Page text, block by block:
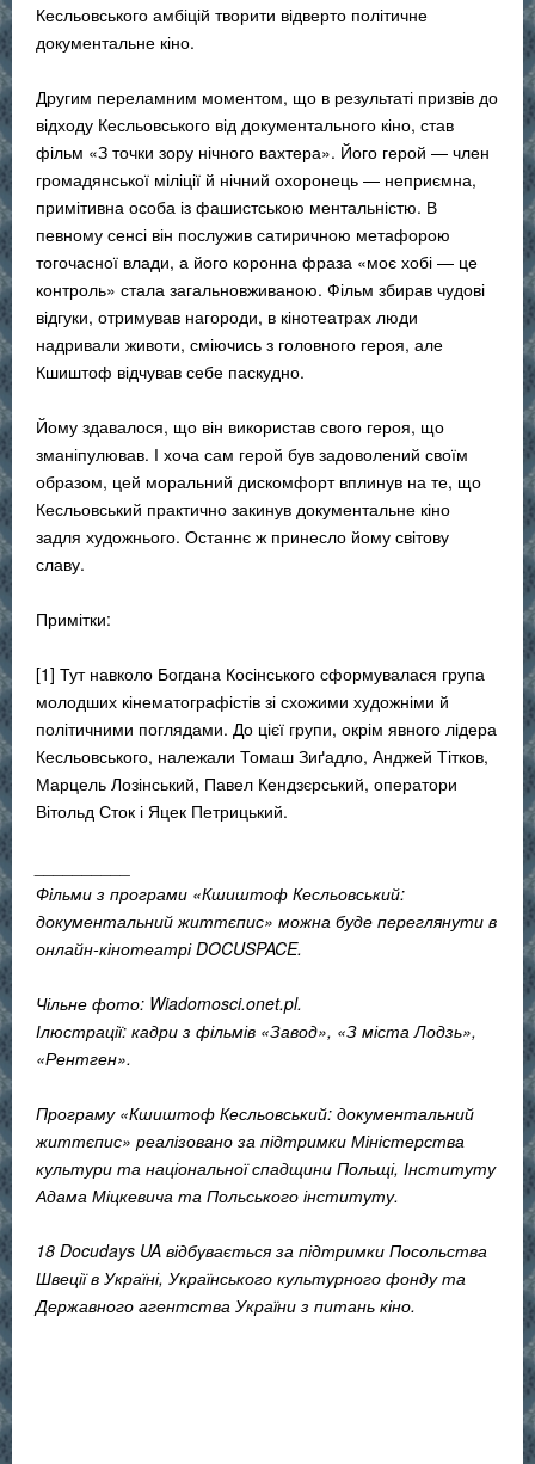
Кесльовського амбіцій творити відверто політичне
документальне кіно.
Другим переламним моментом, що в результаті призвів до
відходу Кесльовського від документального кіно, став
фільм «З точки зору нічного вахтера». Його герой — член
громадянської міліції й нічний охоронець — неприємна,
примітивна особа із фашистською ментальністю. В
певному сенсі він послужив сатиричною метафорою
тогочасної влади, а його коронна фраза «моє хобі — це
контроль» стала загальновживаною. Фільм збирав чудові
відгуки, отримував нагороди, в кінотеатрах люди
надривали животи, сміючись з головного героя, але
Кшиштоф відчував себе паскудно.
Йому здавалося, що він використав свого героя, що
зманіпулював. І хоча сам герой був задоволений своїм
образом, цей моральний дискомфорт вплинув на те, що
Кесльовський практично закинув документальне кіно
задля художнього. Останнє ж принесло йому світову
славу.
Примітки:
[1] Тут навколо Богдана Косінського сформувалася група
молодших кінематографістів зі схожими художніми й
політичними поглядами. До цієї групи, окрім явного лідера
Кесльовського, належали Томаш Зиґадло, Анджей Тітков,
Марцель Лозінський, Павел Кендзєрський, оператори
Вітольд Сток і Яцек Петрицький.
Фільми з програми «Кшиштоф Кесльовський:
документальний життєпис» можна буде переглянути в
онлайн-кінотеатрі DOCUSPACE.
Чільне фото: Wiadomosci.onet.pl.
Ілюстрації: кадри з фільмів «Завод», «З міста Лодзь»,
«Рентген».
Програму «Кшиштоф Кесльовський: документальний
життєпис» реалізовано за підтримки Міністерства
культури та національної спадщини Польщі, Інституту
Адама Міцкевича та Польського інституту.
18 Docudays UA відбувається за підтримки Посольства
Швеції в Україні, Українського культурного фонду та
Державного агентства України з питань кіно.